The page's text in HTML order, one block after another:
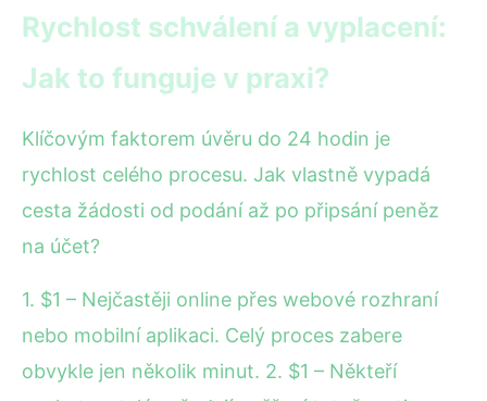
Rychlost schválení a vyplacení:
Jak to funguje v praxi?
Klíčovým faktorem úvěru do 24 hodin je
rychlost celého procesu. Jak vlastně vypadá
cesta žádosti od podání až po připsání peněz
na účet?
1. $1 – Nejčastěji online přes webové rozhraní
nebo mobilní aplikaci. Celý proces zabere
obvykle jen několik minut. 2. $1 – Někteří